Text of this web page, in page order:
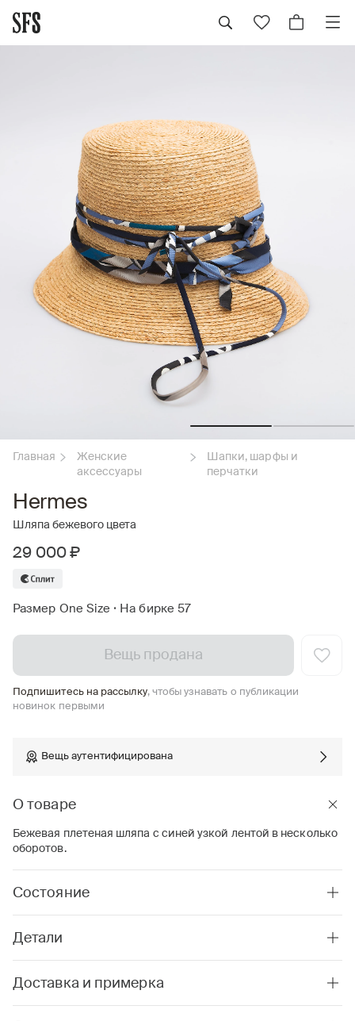
Главная
Женские
аксессуары
Шапки, шарфы и
перчатки
Hermes
Шляпа бежевого цвета
29 000 ₽
Размер One Size • На бирке 57
Вещь продана
Подпишитесь на рассылку, чтобы узнавать о публикации
новинок первыми
Вещь аутентифицирована
О товаре
Бежевая плетеная шляпа с синей узкой лентой в несколько
оборотов.
Состояние
Детали
Доставка и примерка